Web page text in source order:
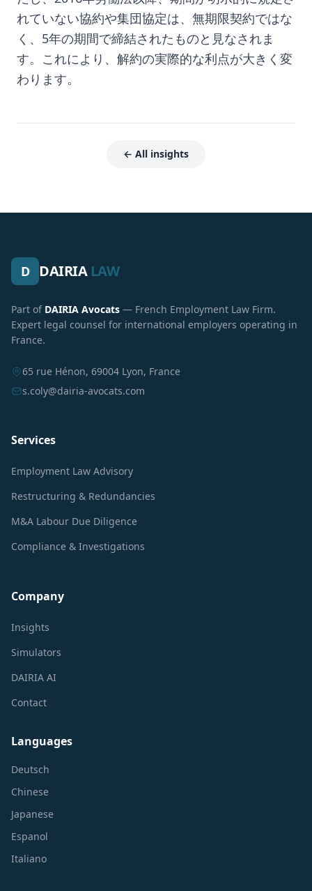
れていない協約や集団協定は、無期限契約ではな
く、5年の期間で締結されたものと見なされま
す。これにより、解約の実際的な利点が大きく変
わります。
← All insights
D DAIRIA LAW
Part of DAIRIA Avocats — French Employment Law Firm.
Expert legal counsel for international employers operating in
France.
65 rue Hénon, 69004 Lyon, France
s.coly@dairia-avocats.com
Services
Employment Law Advisory
Restructuring & Redundancies
M&A Labour Due Diligence
Compliance & Investigations
Company
Insights
Simulators
DAIRIA AI
Contact
Languages
Deutsch
Chinese
Japanese
Espanol
Italiano